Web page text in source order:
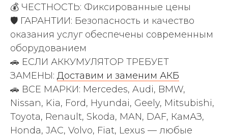
💰 ЧЕСТНОСТЬ: Фиксированные цены
🛡️ ГАРАНТИИ: Безопасность и качество
оказания услуг обеспечены современным
оборудованием
🚗 ЕСЛИ АККУМУЛЯТОР ТРЕБУЕТ
ЗАМЕНЫ: Доставим и заменим АКБ
🚗 ВСЕ МАРКИ: Mercedes, Audi, BMW,
Nissan, Kia, Ford, Hyundai, Geely, Mitsubishi,
Toyota, Renault, Skoda, MAN, DAF, КамАЗ,
Honda, JAC, Volvo, Fiat, Lexus — любые